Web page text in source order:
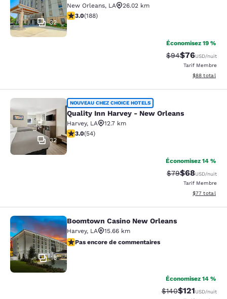
32
New Orleans, LA
26.02 km
2.96 étoiles. Moyen. 188 commentaires
3.0(188)
Économisez 19 %
Tarif barré :
$94Tarif réduit :
$76USD/nuit
Tarif Membre
Afficher les
$88 total
Quality Inn Harvey - New Orleans
32
NOUVEAU CHEZ CHOICE HOTELS
Quality Inn Harvey - New Orleans
Harvey, LA
12.7 km
3 étoiles. Moyen. 54 commentaires
3.0(54)
Économisez 14 %
Tarif barré :
$79Tarif réduit :
$68USD/nuit
Tarif Membre
Afficher les
$77 total
Boomtown Casino New Orleans
16
Boomtown Casino New Orleans
Harvey, LA
15.66 km
Pas encore de commentaires
Pas encore de commentaires
Économisez 14 %
Tarif barré :
$140Tarif réduit :
$121USD/nuit